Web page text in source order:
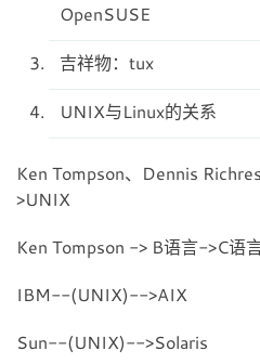
OpenSUSE
吉祥物：tux
UNIX与Linux的关系
Ken Tompson、Dennis
>UNIX
Ken Tompson -> B语言->C语
IBM--(UNIX)-->AIX
Sun--(UNIX)-->Solaris